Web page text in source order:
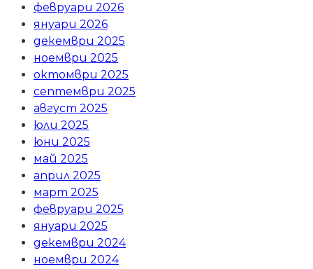
февруари 2026
януари 2026
декември 2025
ноември 2025
октомври 2025
септември 2025
август 2025
юли 2025
юни 2025
май 2025
април 2025
март 2025
февруари 2025
януари 2025
декември 2024
ноември 2024